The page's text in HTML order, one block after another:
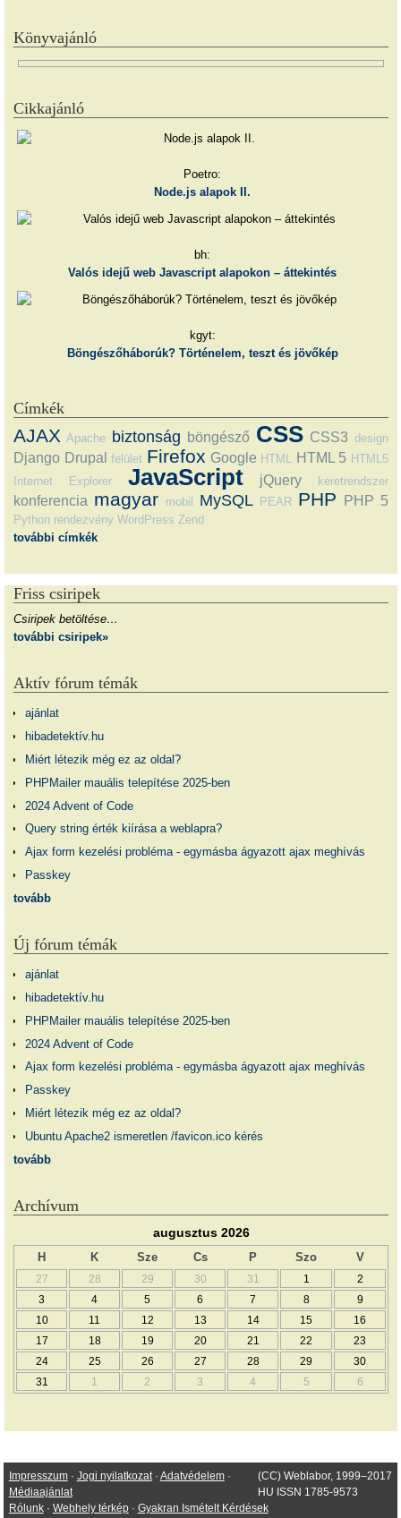
Könyvajánló
Cikkajánló
Poetro:
Node.js alapok II.
bh:
Valós idejű web Javascript alapokon – áttekintés
kgyt:
Böngészőháborúk? Történelem, teszt és jövőkép
Címkék
AJAX Apache biztonság böngésző CSS CSS3 design
Django Drupal felület Firefox Google HTML HTML 5 HTML5
Internet Explorer
JavaScript jQuery keretrendszer
konferencia magyar mobil MySQL PEAR PHP PHP 5
Python rendezvény WordPress Zend
további címkék
Friss csiripek
Csiripek betöltése…
további csiripek»
Aktív fórum témák
ajánlat
hibadetektív.hu
Miért létezik még ez az oldal?
PHPMailer mauális telepítése 2025-ben
2024 Advent of Code
Query string érték kiírása a weblapra?
Ajax form kezelési probléma - egymásba ágyazott ajax meghívás
Passkey
tovább
Új fórum témák
ajánlat
hibadetektív.hu
PHPMailer mauális telepítése 2025-ben
2024 Advent of Code
Ajax form kezelési probléma - egymásba ágyazott ajax meghívás
Passkey
Miért létezik még ez az oldal?
Ubuntu Apache2 ismeretlen /favicon.ico kérés
tovább
Archívum
augusztus 2026
H K Sze Cs P Szo V
27 28 29 30 31 1
2
3
4 5 6 7 8
9
10
11 12 13 14 15
16
17
18 19 20 21 22
23
24
25 26 27 28 29
30
31
1 2 3 4 5 6
(CC) Weblabor, 1999–2017
HU ISSN 1785-9573
Impresszum· Jogi nyilatkozat· Adatvédelem·
Médiaajánlat
Rólunk· Webhely térkép· Gyakran Ismételt Kérdések